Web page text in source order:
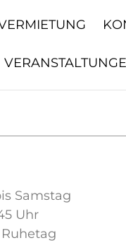
Samstag
Uhr